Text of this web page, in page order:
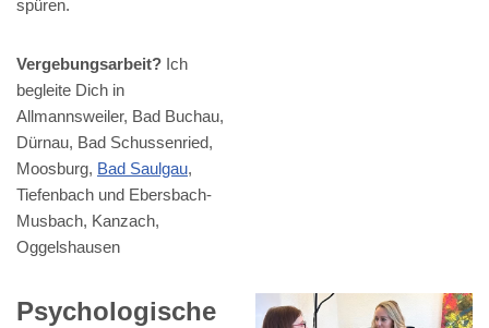
spüren.
Vergebungsarbeit? Ich
begleite Dich in
Allmannsweiler, Bad Buchau,
Dürnau, Bad Schussenried,
Moosburg, Bad Saulgau,
Tiefenbach und Ebersbach-
Musbach, Kanzach,
Oggelshausen
Psychologische